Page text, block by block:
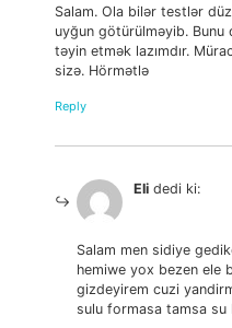
Salam. Ola bilər testlər
uyğun götürülməyib.
təyin etmək lazımdır.
sizə. Hörmətlə
Reply
Eli dedi ki:
Salam men sidiye
hemiwe yox bezen ele
gizdeyirem cuzi
sulu formasa tamsa su